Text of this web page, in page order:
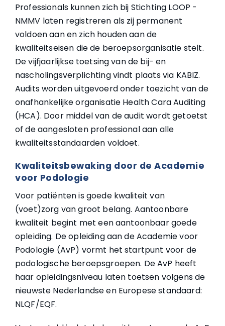
Professionals kunnen zich bij Stichting LOOP -
NMMV laten registreren als zij permanent
voldoen aan en zich houden aan de
kwaliteitseisen die de beroepsorganisatie stelt.
De vijfjaarlijkse toetsing van de bij- en
nascholingsverplichting vindt plaats via KABIZ.
Audits worden uitgevoerd onder toezicht van de
onafhankelijke organisatie Health Cara Auditing
(HCA). Door middel van de audit wordt getoetst
of de aangesloten professional aan alle
kwaliteitsstandaarden voldoet.
Kwaliteitsbewaking door de Academie
voor Podologie
Voor patiënten is goede kwaliteit van
(voet)zorg van groot belang. Aantoonbare
kwaliteit begint met een aantoonbaar goede
opleiding. De opleiding aan de Academie voor
Podologie (AvP) vormt het startpunt voor de
podologische beroepsgroepen. De AvP heeft
haar opleidingsniveau laten toetsen volgens de
nieuwste Nederlandse en Europese standaard:
NLQF/EQF.